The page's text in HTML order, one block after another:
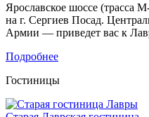
Ярославское шоссе (трасса
на г. Сергиев Посад.
Армии — приведет вас к
Подробнее
Гостиницы